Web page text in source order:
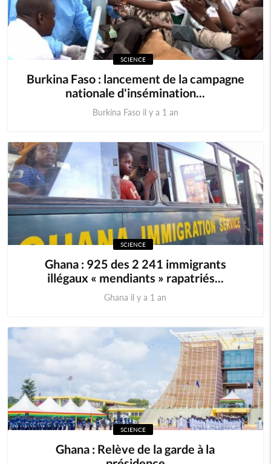
SCIENCE
Burkina Faso : lancement de la campagne
nationale d'insémination...
Burkina Faso il y a 1 an
SCIENCE
Ghana : 925 des 2 241 immigrants
illégaux « mendiants » rapatriés...
Ghana il y a 1 an
SCIENCE
Ghana : Relève de la garde à la